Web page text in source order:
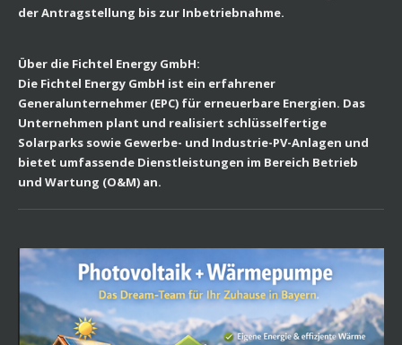
der Antragstellung bis zur Inbetriebnahme.
Über die Fichtel Energy GmbH:
Die Fichtel Energy GmbH ist ein erfahrener
Generalunternehmer (EPC) für erneuerbare Energien. Das
Unternehmen plant und realisiert schlüsselfertige
Solarparks sowie Gewerbe- und Industrie-PV-Anlagen und
bietet umfassende Dienstleistungen im Bereich Betrieb
und Wartung (O&M) an.